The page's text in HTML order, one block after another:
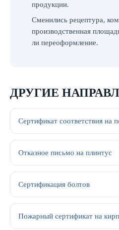
продукции.
Сменились рецептура,
производственная
ли переоформление.
ДРУГИЕ
Сертификат соответствия на
Отказное письмо на плинтус
Сертификация болтов
Пожарный сертификат на